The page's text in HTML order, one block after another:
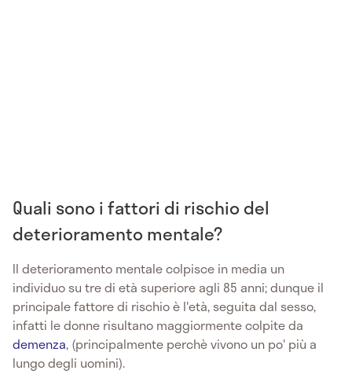
Quali sono i fattori di rischio del
deterioramento mentale?
Il deterioramento mentale colpisce in media un
individuo su tre di età superiore agli 85 anni; dunque il
principale fattore di rischio è l'età, seguita dal sesso,
infatti le donne risultano maggiormente colpite da
demenza, (principalmente perchè vivono un po' più a
lungo degli uomini).